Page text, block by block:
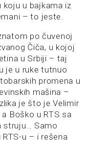
koju u bajkama iz
– to jeste.
po čuvenoj
Čiča, u kojoj
u Srbiji – taj
je u ruke tutnuo
promena u
mašina –
je što je Velimir
Boško u RTS sa
struju… Samo
u – i rešena